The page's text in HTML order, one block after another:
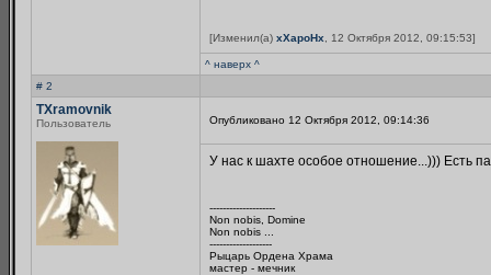
[Изменил(а) xXapoHx , 12 Октября 2012, 09:15:53]
^ наверх ^
# 2
TXramovnik
Пользователь Опубликовано 12 Октября 2012, 09:14:36
У нас к шахте особое отношение...))) Есть
--------------------
Non nobis, Domine
Non nobis ...
-------------------
Рыцарь Ордена Храма
мастер - мечник